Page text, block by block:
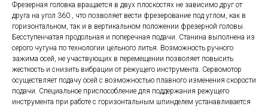
Фрезерная головка вращается в двух плоскостях не зависимо друг от
друга на угол 360 , что позволяет вести фрезерование под углом, как в
горизонтальном, так и в вертикальном положении фрезерной головы.
Бесступенчатая продольная и поперечная подачи. Станина выполнена из
серого чугуна по технологии цельного литья. Возможность ручного
зажима осей, не участвующих в перемещении позволяет повысить
жесткость и снизить вибрации от режущего инструмента. Сервомотор
осуществляет подачу осей с возможностью плавного изменения скорости
подачи. Специальное приспособление для поддержания режущего
инструмента при работе с горизонтальным шпинделем устанавливается